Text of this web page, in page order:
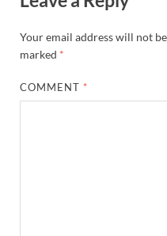
Your email address will not
marked *
COMMENT *